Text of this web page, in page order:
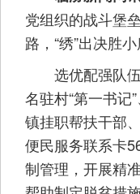
党组织的战斗堡
路，“绣”出决胜小
选优配强队伍
名驻村“第一书记
镇挂职帮扶干部
便民服务联系卡
制管理，开展精